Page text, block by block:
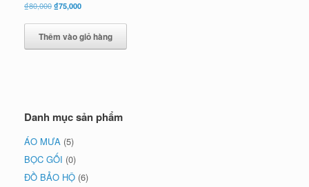
₫80,000Giá
là:
₫80,000.
₫75,000Giá
tại
là:
₫75,000.
Thêm vào giỏ hàng
Danh mục sản phẩm
ÁO MƯA (5)
BỌC GỐI (0)
ĐỒ BẢO HỘ (6)